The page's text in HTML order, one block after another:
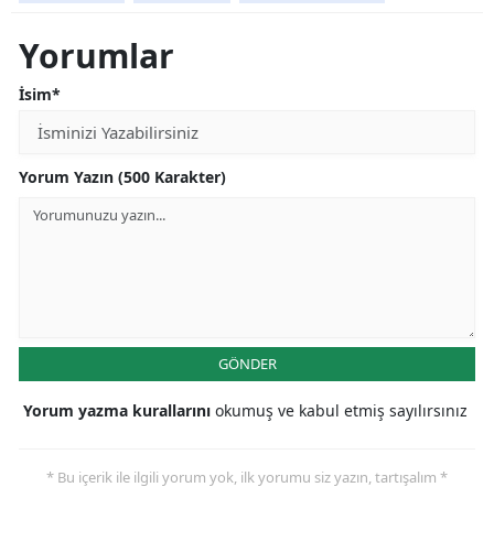
Yorumlar
İsim*
Yorum Yazın (500 Karakter)
GÖNDER
Yorum yazma kurallarını okumuş ve kabul etmiş sayılırsınız
* Bu içerik ile ilgili yorum yok, ilk yorumu siz yazın, tartışalım *